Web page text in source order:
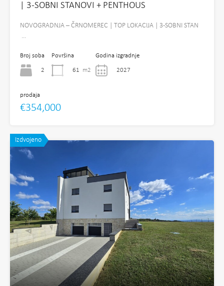
| 3-SOBNI STANOVI + PENTHOUS
NOVOGRADNJA – ČRNOMEREC | TOP LOKACIJA | 3-SOBNI STAN
…
Broj soba
2
Površina
61 m2
Godina izgradnje
2027
prodaja
€354,000
Izdvojeno